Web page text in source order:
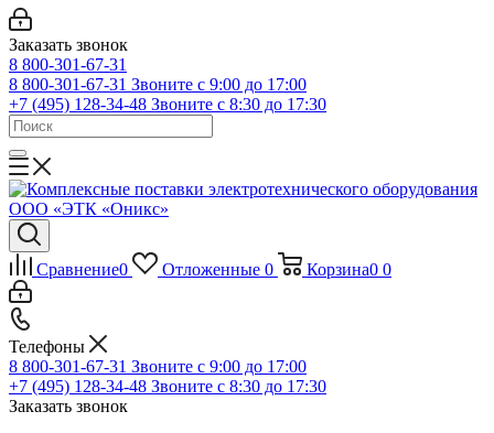
Заказать звонок
8 800-301-67-31
8 800-301-67-31 Звоните с 9:00 до 17:00
+7 (495) 128-34-48 Звоните с 8:30 до 17:30
Сравнение0 Отложенные 0 Корзина0 0
Телефоны
8 800-301-67-31 Звоните с 9:00 до 17:00
+7 (495) 128-34-48 Звоните с 8:30 до 17:30
Заказать звонок